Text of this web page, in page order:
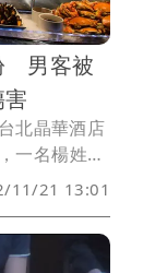
溜掉下場慘
男客被
北晶華酒店
一名楊姓男
起的油漬噴
姓煎台男廚
和解撤告，
11/21 13:01